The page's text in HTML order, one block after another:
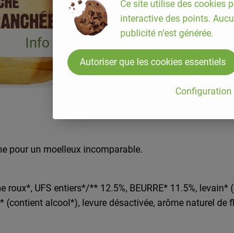
Info
pour un moelleux incomparable.
UFS entiers*/** 12.5%, BEURRE* 11.5%,
(contient alcool*), levure désactivée, arôme naturel
Ce site utilise des cookies
interactive des points.
publicité n’est générée.
Configuration
Autoriser que les cookies essentiels